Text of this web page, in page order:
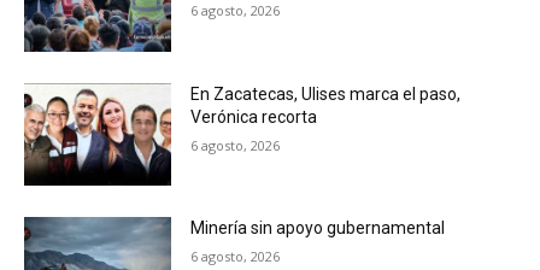
6 agosto, 2026
En Zacatecas, Ulises marca el paso,
Verónica recorta
6 agosto, 2026
Minería sin apoyo gubernamental
6 agosto, 2026